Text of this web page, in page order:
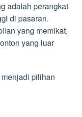
adalah perangkat
di pasaran.
yang memikat,
yang luar
pilihan